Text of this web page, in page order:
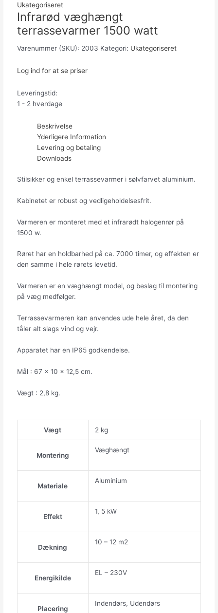
Ukategoriseret
Infrarød væghængt
terrassevarmer 1500 watt
Varenummer (SKU): 2003 Kategori: Ukategoriseret
Log ind for at se priser
Leveringstid:
1 - 2 hverdage
Beskrivelse
Yderligere Information
Levering og betaling
Downloads
Stilsikker og enkel terrassevarmer i sølvfarvet aluminium.
Kabinetet er robust og vedligeholdelsesfrit.
Varmeren er monteret med et infrarødt halogenrør på
1500 w.
Røret har en holdbarhed på ca. 7000 timer, og effekten er
den samme i hele rørets levetid.
Varmeren er en væghængt model, og beslag til montering
på væg medfølger.
Terrassevarmeren kan anvendes ude hele året, da den
tåler alt slags vind og vejr.
Apparatet har en IP65 godkendelse.
Mål : 67 x 10 x 12,5 cm.
Vægt : 2,8 kg.
Vægt 2 kg
Montering
Væghængt
Materiale
Aluminium
Effekt
1, 5 kW
Dækning
10 – 12 m2
Energikilde
EL – 230V
Placering
Indendørs, Udendørs